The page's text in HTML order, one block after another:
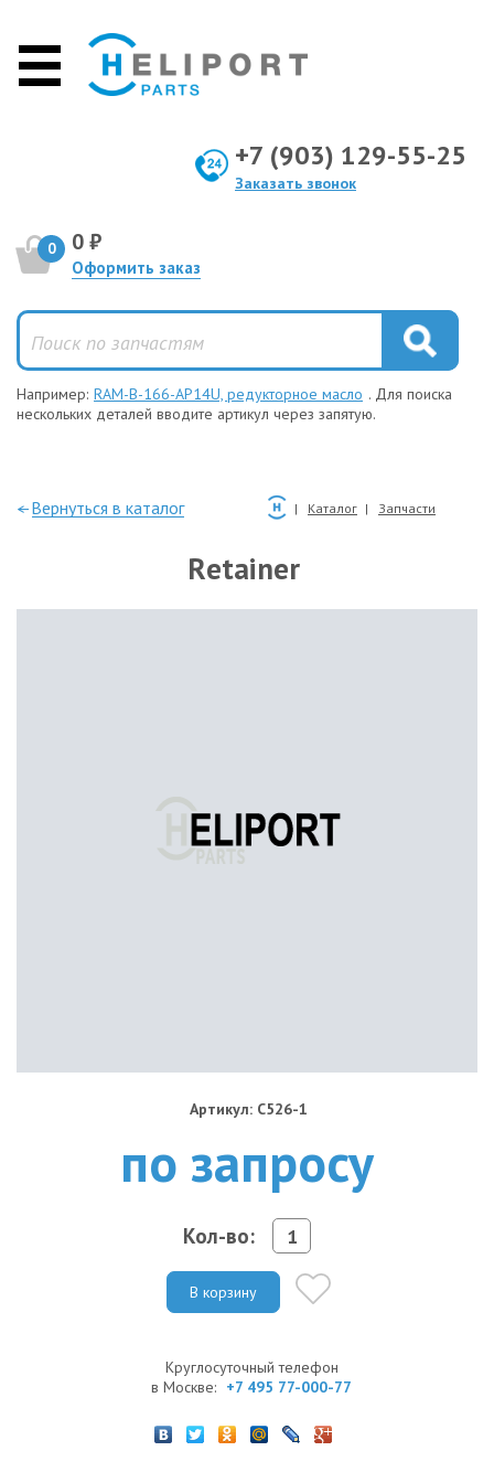
+7 (903) 129-55-25
Заказать звонок
0 0 ₽
Оформить заказ
Например: RAM-B-166-AP14U, редукторное масло . Для поиска
нескольких деталей вводите артикул через запятую.
—Вернуться в каталог Каталог Запчасти
Retainer
Артикул: C526-1
по запросу
Кол-во:
В корзину
Круглосуточный телефон
в Москве: +7 495 77-000-77